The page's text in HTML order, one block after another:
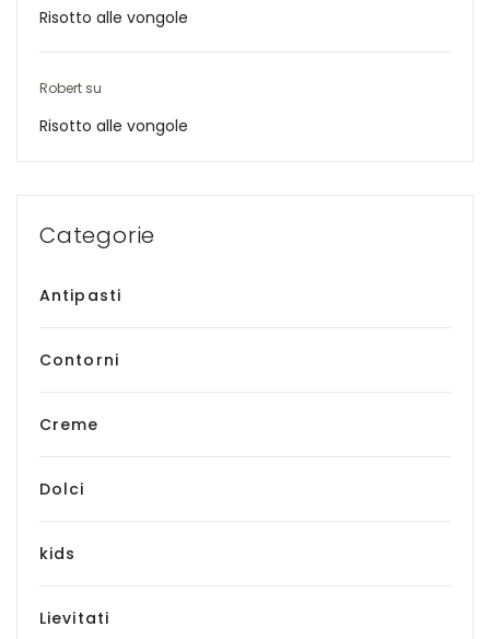
Risotto alle vongole
Robert su
Risotto alle vongole
Categorie
Antipasti
Contorni
Creme
Dolci
kids
Lievitati